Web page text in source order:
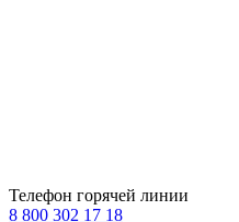
Телефон горячей линии
8 800 302 17 18